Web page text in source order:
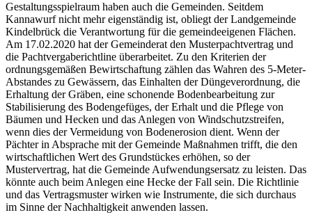
Gestaltungsspielraum haben auch die Gemeinden. Seitdem
Kannawurf nicht mehr eigenständig ist, obliegt der Landgemeinde
Kindelbrück die Verantwortung für die gemeindeeigenen Flächen.
Am 17.02.2020 hat der Gemeinderat den Musterpachtvertrag und
die Pachtvergaberichtline überarbeitet. Zu den Kriterien der
ordnungsgemäßen Bewirtschaftung zählen das Wahren des 5-Meter-
Abstandes zu Gewässern, das Einhalten der Düngeverordnung, die
Erhaltung der Gräben, eine schonende Bodenbearbeitung zur
Stabilisierung des Bodengefüges, der Erhalt und die Pflege von
Bäumen und Hecken und das Anlegen von Windschutzstreifen,
wenn dies der Vermeidung von Bodenerosion dient. Wenn der
Pächter in Absprache mit der Gemeinde Maßnahmen trifft, die den
wirtschaftlichen Wert des Grundstückes erhöhen, so der
Mustervertrag, hat die Gemeinde Aufwendungsersatz zu leisten. Das
könnte auch beim Anlegen eine Hecke der Fall sein. Die Richtlinie
und das Vertragsmuster wirken wie Instrumente, die sich durchaus
im Sinne der Nachhaltigkeit anwenden lassen.